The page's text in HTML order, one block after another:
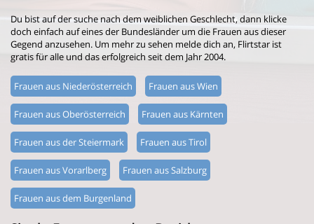
Du bist auf der suche nach dem weiblichen Geschlecht, dann klicke
doch einfach auf eines der Bundesländer um die Frauen aus dieser
Gegend anzusehen. Um mehr zu sehen melde dich an, Flirtstar ist
gratis für alle und das erfolgreich seit dem Jahr 2004.
Frauen aus Niederösterreich Frauen aus Wien
Frauen aus Oberösterreich Frauen aus Kärnten
Frauen aus der Steiermark Frauen aus Tirol
Frauen aus Vorarlberg Frauen aus Salzburg
Frauen aus dem Burgenland